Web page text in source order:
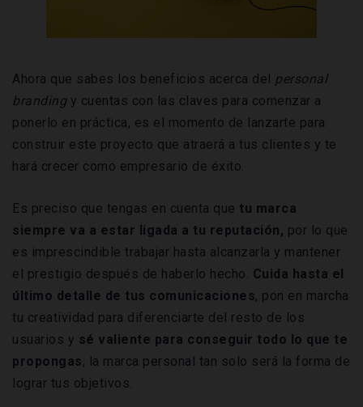
Ahora que sabes los beneficios acerca del personal
brandingy cuentas con las claves para comenzar a
ponerlo en práctica, es el momento de lanzarte para
construir este proyecto que atraerá a tus clientes y te
hará crecer como empresario de éxito.
Es preciso que tengas en cuenta que tu marca
siempre va a estar ligada a tu reputación, por lo que
es imprescindible trabajar hasta alcanzarla y mantener
el prestigio después de haberlo hecho. Cuida hasta el
último detalle de tus comunicaciones, pon en marcha
tu creatividad para diferenciarte del resto de los
usuarios y sé valiente para conseguir todo lo que te
propongas, la marca personal tan solo será la forma de
lograr tus objetivos.